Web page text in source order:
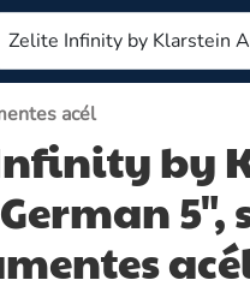
acél
by
5",